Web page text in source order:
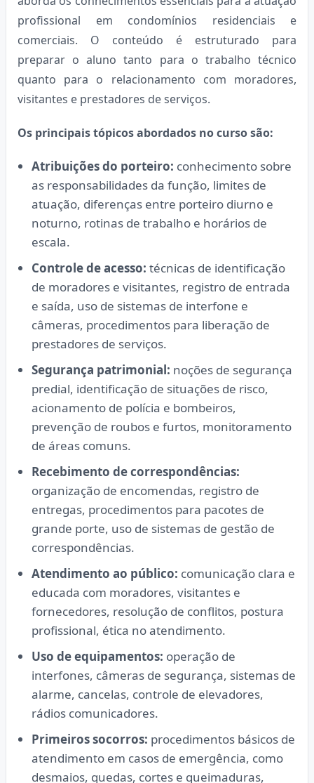
profissional em condomínios residenciais e
comerciais. O conteúdo é estruturado para
preparar o aluno tanto para o trabalho técnico
quanto para o relacionamento com moradores,
visitantes e prestadores de serviços.
Os principais tópicos abordados no curso são:
Atribuições do porteiro: conhecimento sobre
as responsabilidades da função, limites de
atuação, diferenças entre porteiro diurno e
noturno, rotinas de trabalho e horários de
escala.
Controle de acesso: técnicas de identificação
de moradores e visitantes, registro de entrada
e saída, uso de sistemas de interfone e
câmeras, procedimentos para liberação de
prestadores de serviços.
Segurança patrimonial: noções de segurança
predial, identificação de situações de risco,
acionamento de polícia e bombeiros,
prevenção de roubos e furtos, monitoramento
de áreas comuns.
Recebimento de correspondências:
organização de encomendas, registro de
entregas, procedimentos para pacotes de
grande porte, uso de sistemas de gestão de
correspondências.
Atendimento ao público: comunicação clara e
educada com moradores, visitantes e
fornecedores, resolução de conflitos, postura
profissional, ética no atendimento.
Uso de equipamentos: operação de
interfones, câmeras de segurança, sistemas de
alarme, cancelas, controle de elevadores,
rádios comunicadores.
Primeiros socorros: procedimentos básicos de
atendimento em casos de emergência, como
desmaios, quedas, cortes e queimaduras,